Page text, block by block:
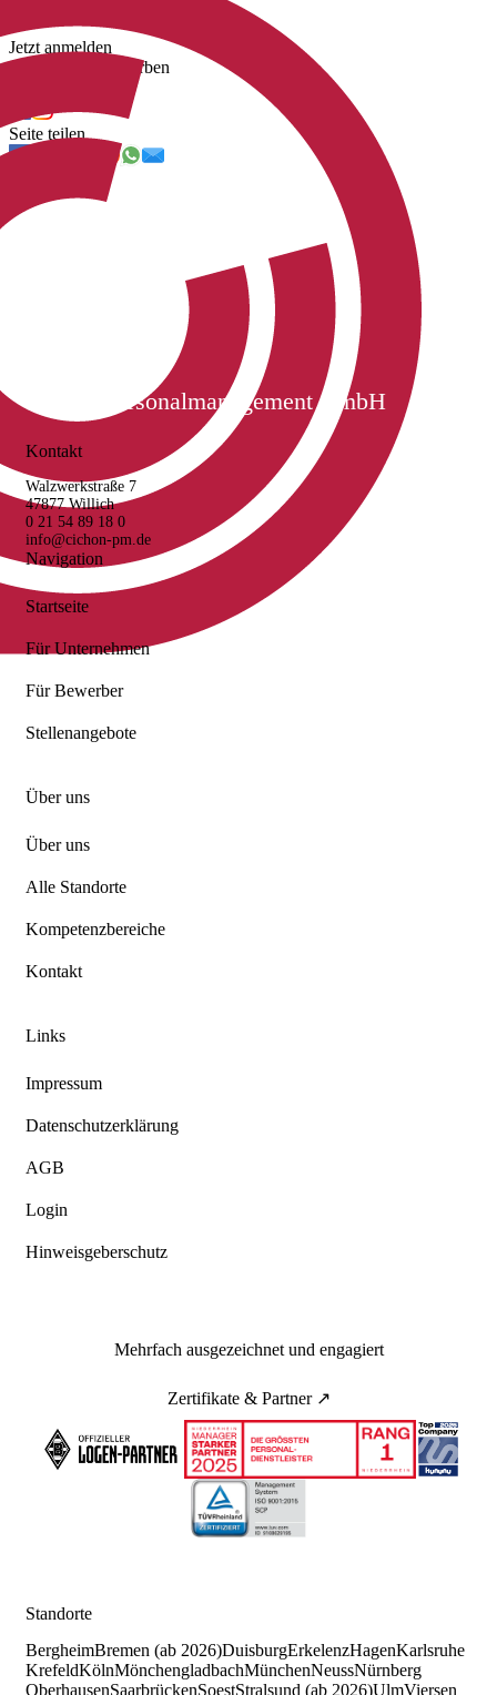
Jetzt anmelden
Jetzt initiativ bewerben
Seite teilen
Cichon Personalmanagement GmbH
Kontakt
Walzwerkstraße 7
47877 Willich
0 21 54 89 18 0
info@cichon-pm.de
Navigation
Startseite
Für Unternehmen
Für Bewerber
Stellenangebote
Über uns
Über uns
Alle Standorte
Kompetenzbereiche
Kontakt
Links
Impressum
Datenschutzerklärung
AGB
Login
Hinweisgeberschutz
Mehrfach ausgezeichnet und engagiert
Zertifikate & Partner ↗
Standorte
BergheimBremen (ab 2026)DuisburgErkelenzHagenKarlsruhe
KrefeldKölnMönchengladbachMünchenNeussNürnberg
OberhausenSaarbrückenSoestStralsund (ab 2026)UlmViersen